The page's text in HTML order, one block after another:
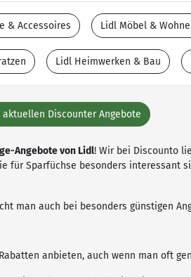
& Accessoires Lidl Möbel &
Lidl Heimwerken & Bau
aktuellen Discounter Angebote
Angebote von Lidl! Wir bei Discounto
für Sparfüchse besonders interessant
man auch bei besonders günstigen
anbieten, auch wenn man oft